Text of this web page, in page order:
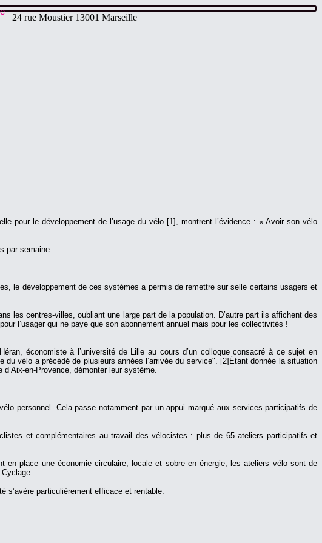
24 rue Moustier 13001 Marseille
pour le développement de l’usage du vélo [1], montrent l’évidence : « Avoir son vélo
par semaine.
le développement de ces systèmes a permis de remettre sur selle certains usagers et
les centres-villes, oubliant une large part de la population. D’autre part ils affichent des
l’usager qui ne paye que son abonnement annuel mais pour les collectivités !
économiste à l’université de Lille au cours d’un colloque consacré à ce sujet en
vélo a précédé de plusieurs années l’arrivée du service". [2] Étant donnée la situation
en-Provence, démonter leur système.
personnel. Cela passe notamment par un appui marqué aux services participatifs de
et complémentaires au travail des vélocistes : plus de 65 ateliers participatifs et
place une économie circulaire, locale et sobre en énergie, les ateliers vélo sont de
s’avère particulièrement efficace et rentable.